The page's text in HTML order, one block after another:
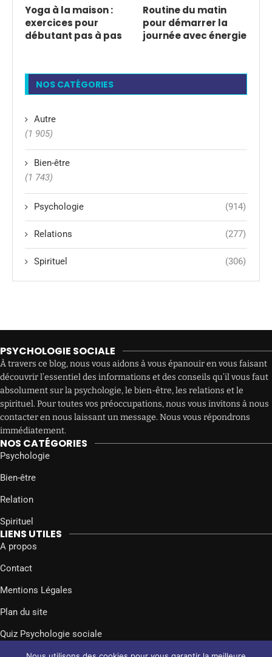
Yoga à la maison :
exercices pour
débutant pas à pas
Routine du matin
pour démarrer la
journée avec énergie
NOS CATÉGORIES
Autre
(1 905)
Bien-être
(1 743)
Psychologie (914)
Relations (277)
Spirituel (306)
PSYCHOLOGIE SOCIALE
À travers ce blog, nous vous aidons à vous épanouir en vous faisant
découvrir l’essentiel des informations et des conseils qu’il vous faut
absolument sur la psychologie, le bien-être, les relations et le
spirituel. Pour toutes vos préoccupations, nous vous invitons à nous
contacter en nous laissant un message. Nous vous répondrons
immédiatement.
NOS CATÉGORIES
Psychologie
Bien-être
Relation
Spirituel
LIENS UTILES
A propos
Contact
Mentions Légales
Plan du site
Quiz Psychologie sociale